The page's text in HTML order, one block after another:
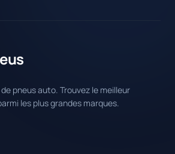
pneus auto. Trouvez le meilleur
les plus grandes marques.